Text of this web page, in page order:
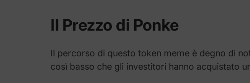
Il Prezzo di Ponke
Il percorso di questo token meme è degno di
così basso che gli investitori hanno acquistato